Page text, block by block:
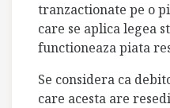
tranzactionate pe o
care se aplica legea
functioneaza piata
Se considera ca
care acesta are